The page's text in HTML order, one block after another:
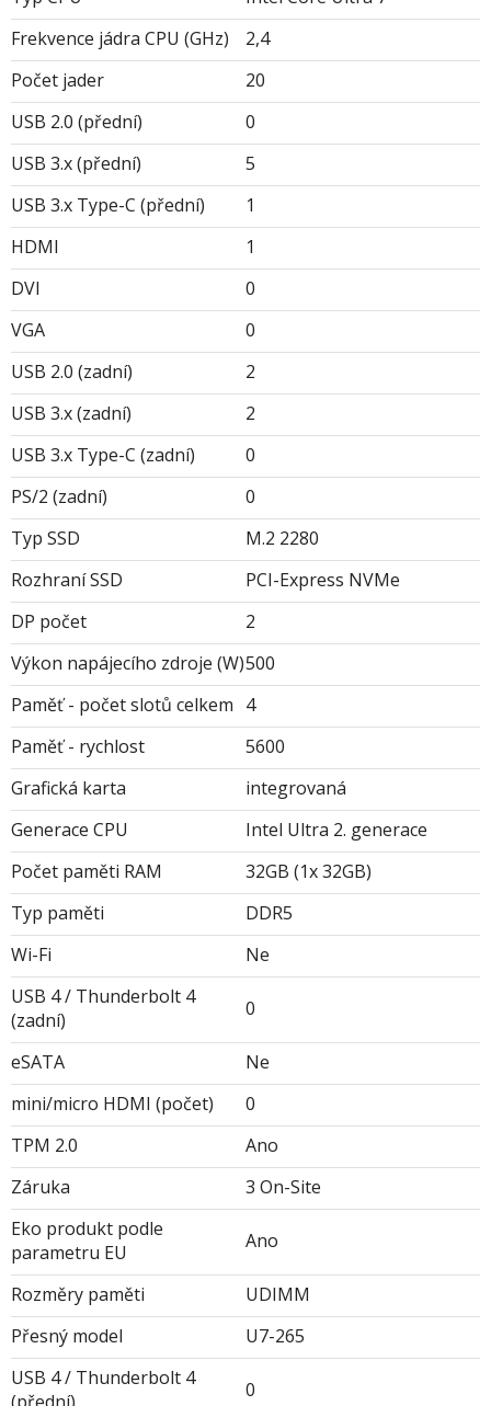
Frekvence jádra CPU (GHz)
2,4
Počet jader
20
USB 2.0 (přední)
0
USB 3.x (přední)
5
USB 3.x Type-C (přední)
1
HDMI
1
DVI
0
VGA
0
USB 2.0 (zadní)
2
USB 3.x (zadní)
2
USB 3.x Type-C (zadní)
0
PS/2 (zadní)
0
Typ SSD
M.2 2280
Rozhraní SSD
PCI-Express NVMe
DP počet
2
Výkon napájecího zdroje (W)500
Paměť - počet slotů celkem 4
Paměť - rychlost
5600
Grafická karta
integrovaná
Generace CPU
Intel Ultra 2. generace
Počet paměti RAM
32GB (1x 32GB)
Typ paměti
DDR5
Wi-Fi
Ne
USB 4 / Thunderbolt 4
(zadní)
0
eSATA
Ne
mini/micro HDMI (počet)
0
TPM 2.0
Ano
Záruka
3 On-Site
Eko produkt podle
parametru EU
Ano
Rozměry paměti
UDIMM
Přesný model
U7-265
USB 4 / Thunderbolt 4
0